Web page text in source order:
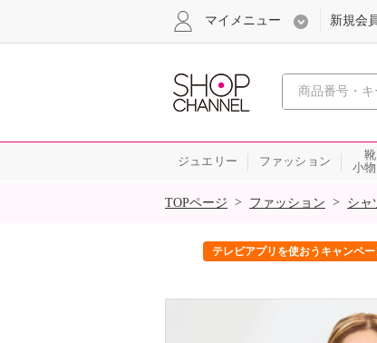
心お
マイメニュー 新規会
ジュエリー ファッション
小
SALE
TOPページ > ファッション > シャ
テレビアプリを使おうキャンペー